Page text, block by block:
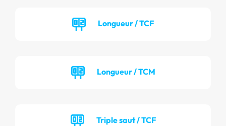
Longueur / TCF
Longueur / TCM
Triple saut / TCF